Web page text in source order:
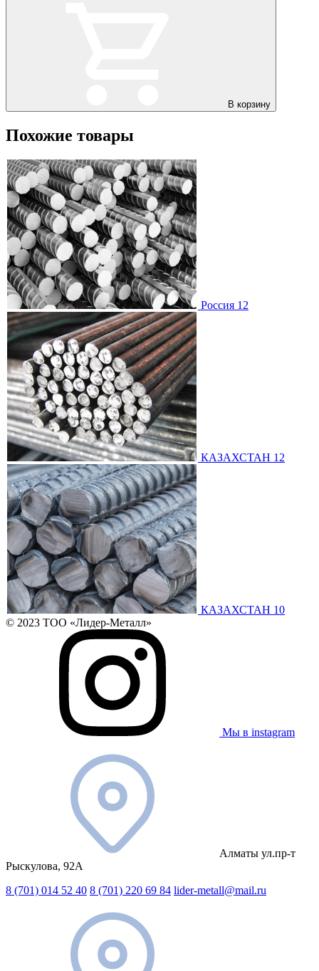
В корзину
Похожие товары
Россия 12
КАЗАХСТАН 12
КАЗАХСТАН 10
© 2023 ТОО «Лидер-Металл»
Мы в instagram
Алматы ул.пр-т
Рыскулова, 92А
8 (701) 014 52 40 8 (701) 220 69 84 lider-metall@mail.ru